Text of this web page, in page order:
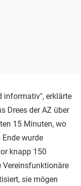
informativ", erklärte
Drees der AZ über
15 Minuten, wo
wurde
knapp 150
sie mögen